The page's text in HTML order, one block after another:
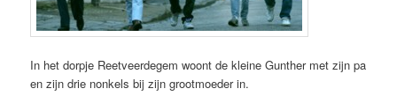
In het dorpje Reetveerdegem woont de kleine Gunther met zijn pa
en zijn drie nonkels bij zijn grootmoeder in.